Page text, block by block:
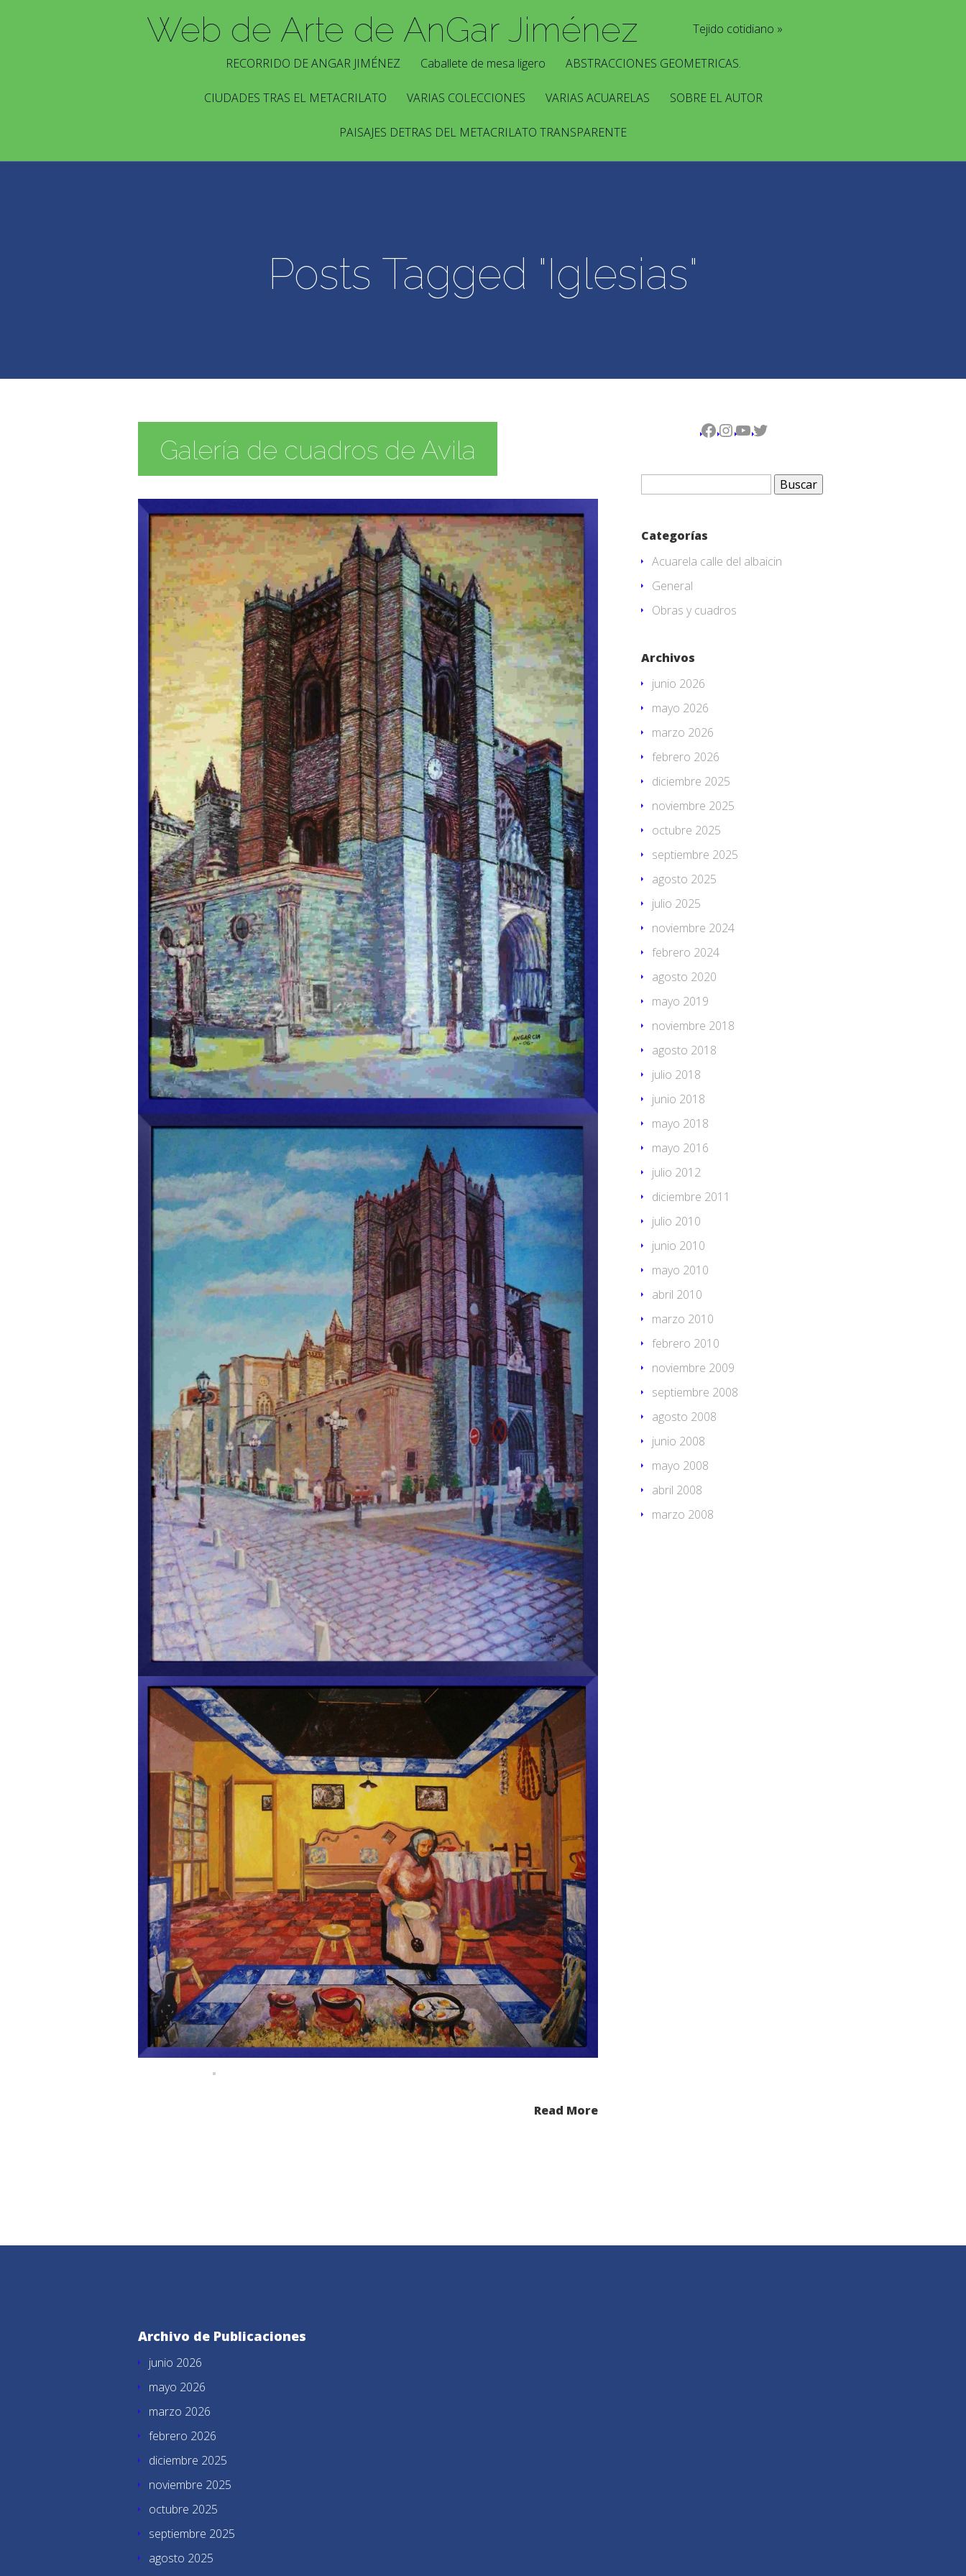
Web de Arte de AnGar Jiménez Tejido cotidiano
RECORRIDO DE ANGAR JIMÉNEZ Caballete de mesa ligero ABSTRACCIONES GEOMETRICAS.
CIUDADES TRAS EL METACRILATO VARIAS COLECCIONES VARIAS ACUARELAS SOBRE EL AUTOR
PAISAJES DETRAS DEL METACRILATO TRANSPARENTE
Posts Tagged "Iglesias"
Galería de cuadros de Avila
Read More
Facebook
Instagram
YouTube
Twitter
Buscar:
Categorías
Acuarela calle del albaicin
General
Obras y cuadros
Archivos
junio 2026
mayo 2026
marzo 2026
febrero 2026
diciembre 2025
noviembre 2025
octubre 2025
septiembre 2025
agosto 2025
julio 2025
noviembre 2024
febrero 2024
agosto 2020
mayo 2019
noviembre 2018
agosto 2018
julio 2018
junio 2018
mayo 2018
mayo 2016
julio 2012
diciembre 2011
julio 2010
junio 2010
mayo 2010
abril 2010
marzo 2010
febrero 2010
noviembre 2009
septiembre 2008
agosto 2008
junio 2008
mayo 2008
abril 2008
marzo 2008
Archivo de Publicaciones
junio 2026
mayo 2026
marzo 2026
febrero 2026
diciembre 2025
noviembre 2025
octubre 2025
septiembre 2025
agosto 2025